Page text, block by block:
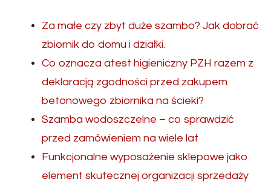
Za małe czy zbyt duże szambo? Jak dobrać
zbiornik do domu i działki.
Co oznacza atest higieniczny PZH razem z
deklaracją zgodności przed zakupem
betonowego zbiornika na ścieki?
Szamba wodoszczelne – co sprawdzić
przed zamówieniem na wiele lat
Funkcjonalne wyposażenie sklepowe jako
element skutecznej organizacji sprzedaży